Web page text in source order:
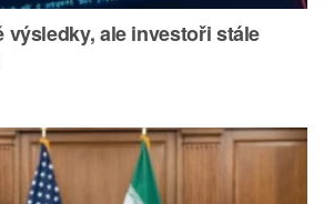
výsledky, ale investoři stále